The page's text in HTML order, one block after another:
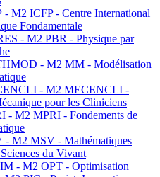
- M2 ICFP - Centre International
Fondamentale
- M2 PBR - Physique par
- M2 MM - Modélisation
- M2 MECENCLI -
pour les Cliniciens
- M2 MPRI - Fondements de
- M2 MSV - Mathématiques
du Vivant
- M2 OPT - Optimisation